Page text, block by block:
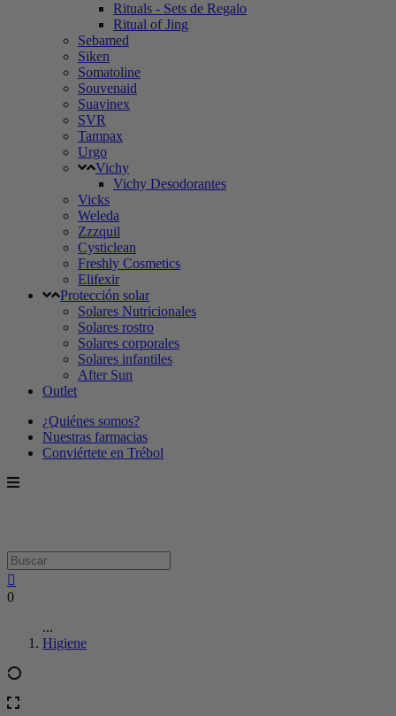
Rituals - Sets de Regalo
Ritual of Jing
Sebamed
Siken
Somatoline
Souvenaid
Suavinex
SVR
Tampax
Urgo
Vichy
Vichy Desodorantes
Vicks
Weleda
Zzzquil
Cysticlean
Freshly Cosmetics
Elifexir
Protección solar
Solares Nutricionales
Solares rostro
Solares corporales
Solares infantiles
After Sun
Outlet
¿Quiénes somos?
Nuestras farmacias
Conviértete en Trébol
0
...
Higiene